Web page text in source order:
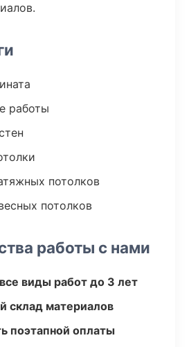
работы
потолков
потолков
работы с нами
виды работ до 3 лет
склад материалов
поэтапной оплаты